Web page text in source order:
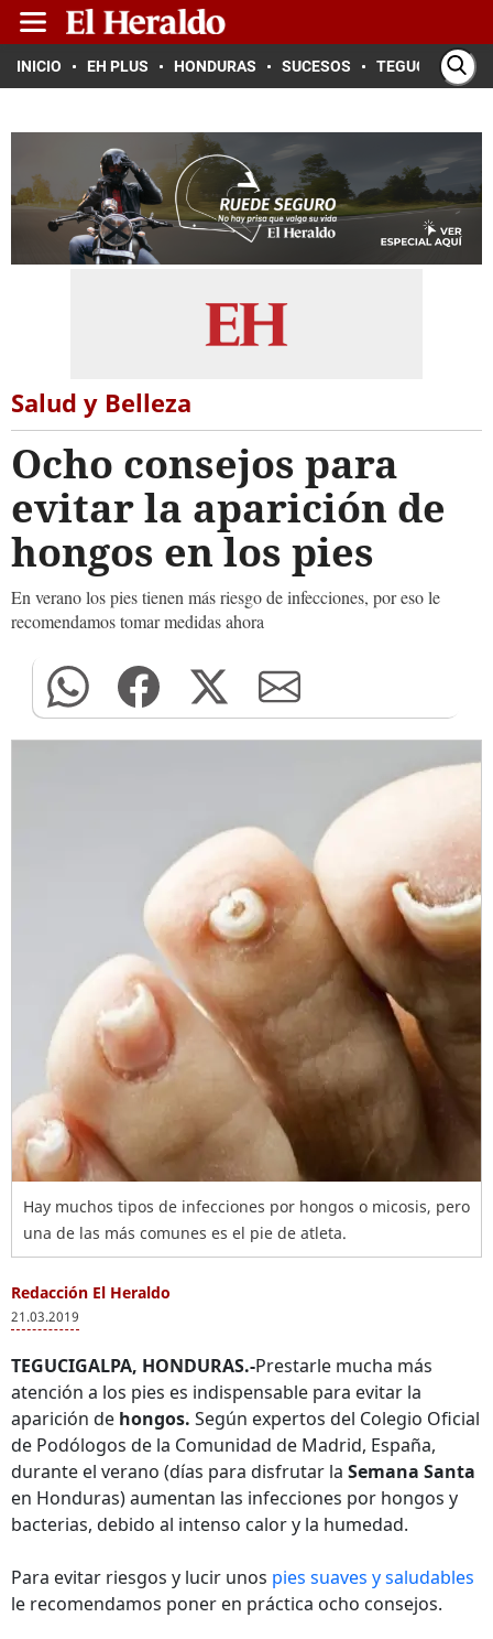
INICIO EH PLUS HONDURAS SUCESOS TEGUCIGALPA
Salud y Belleza
Ocho consejos para
evitar la aparición de
hongos en los pies
En verano los pies tienen más riesgo de infecciones, por eso le
recomendamos tomar medidas ahora
Hay muchos tipos de infecciones por hongos o micosis, pero
una de las más comunes es el pie de atleta.
Redacción El Heraldo
21.03.2019
TEGUCIGALPA, HONDURAS.-Prestarle mucha más
atención a los pies es indispensable para evitar la
aparición de hongos. Según expertos del Colegio Oficial
de Podólogos de la Comunidad de Madrid, España,
durante el verano (días para disfrutar la Semana Santa
en Honduras) aumentan las infecciones por hongos y
bacterias, debido al intenso calor y la humedad.
Para evitar riesgos y lucir unos pies suaves y saludables
le recomendamos poner en práctica ocho consejos.